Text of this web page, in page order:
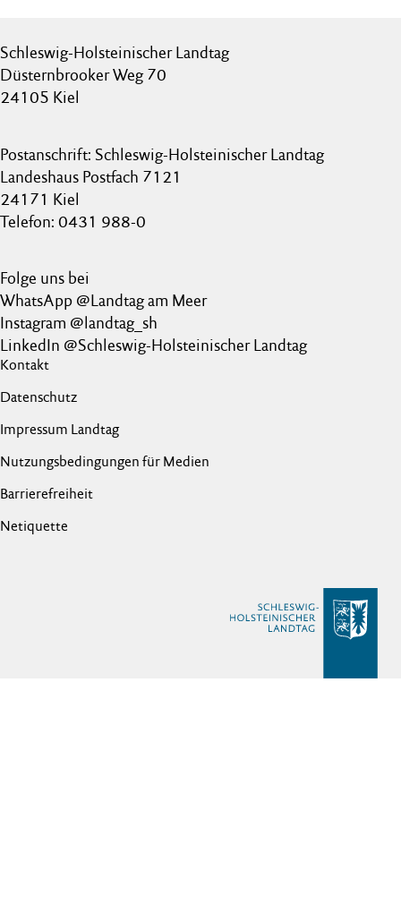
Schleswig-Holsteinischer Landtag
Düsternbrooker Weg 70
24105 Kiel
Postanschrift: Schleswig-Holsteinischer Landtag
Landeshaus Postfach 7121
24171 Kiel
Telefon: 0431 988-0
Folge uns bei
WhatsApp @Landtag am Meer
Instagram @landtag_sh
LinkedIn @Schleswig-Holsteinischer Landtag
Kontakt
Datenschutz
Impressum Landtag
Nutzungsbedingungen für Medien
Barrierefreiheit
Netiquette